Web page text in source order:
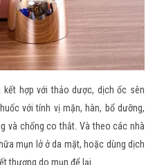
hợp với thảo dược, dịch ốc sên
với tính vị mặn, hàn, bổ dưỡng,
và chống co thắt. Và theo các nhà
mụn lở ở da mặt, hoặc dùng dịch
thương do mụn để lại.